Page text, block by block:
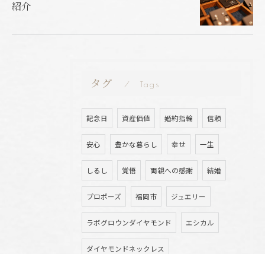
紹介
タグ Tags
記念日 資産価値 婚約指輪 信頼
安心 豊かな暮らし 幸せ 一生
しるし 覚悟 両親への感謝 結婚
プロポーズ 福岡市 ジュエリー
ラボグロウンダイヤモンド エシカル
ダイヤモンドネックレス